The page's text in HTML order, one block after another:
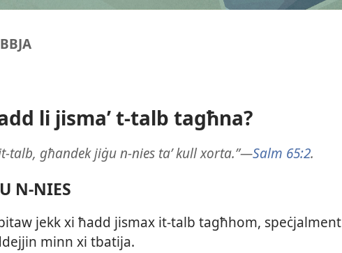
li jismaʼ t-talb tagħna?
talb, għandek jiġu n-nies taʼ kull xorta.”—Salm 65:2.
N-NIES
jekk xi ħadd jismax it-​talb tagħhom, speċjalment
minn xi tbatija.